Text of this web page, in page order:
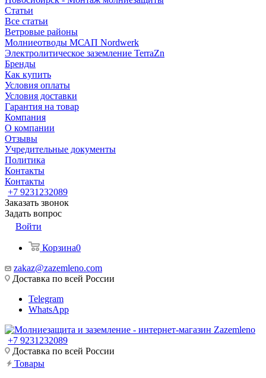
Статьи
Все статьи
Ветровые районы
Молниеотводы МСАП Nordwerk
Электролитическое заземление TerraZn
Бренды
Как купить
Условия оплаты
Условия доставки
Гарантия на товар
Компания
О компании
Отзывы
Учредительные документы
Политика
Контакты
Контакты
+7 9231232089
Заказать звонок
Задать вопрос
Войти
Корзина0
zakaz@zazemleno.com
Доставка по всей России
Telegram
WhatsApp
+7 9231232089
Доставка по всей России
Товары